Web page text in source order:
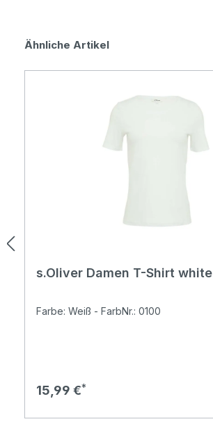
Produktgalerie überspringen
Ähnliche Artikel
s.Oliver Damen T-Shirt white
Farbe: Weiß - FarbNr.: 0100
Regulärer Preis:
15,99 €